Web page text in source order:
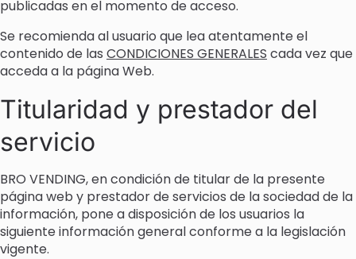
publicadas en el momento de acceso.
Se recomienda al usuario que lea atentamente el
contenido de las CONDICIONES GENERALES cada vez que
acceda a la página Web.
Titularidad y prestador del
servicio
BRO VENDING, en condición de titular de la presente
página web y prestador de servicios de la sociedad de la
información, pone a disposición de los usuarios la
siguiente información general conforme a la legislación
vigente.